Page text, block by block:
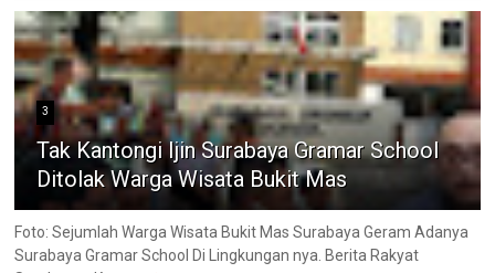
3
Tak Kantongi Ijin Surabaya Gramar School
Ditolak Warga Wisata Bukit Mas
Foto: Sejumlah Warga Wisata Bukit Mas Surabaya Geram Adanya
Surabaya Gramar School Di Lingkungan nya. Berita Rakyat